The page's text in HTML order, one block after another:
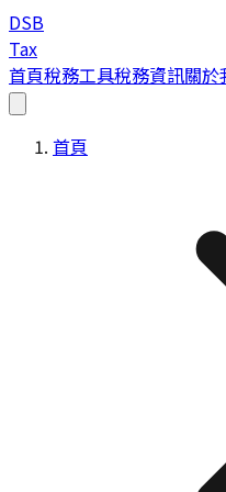
DSB
Tax
首頁稅務工具稅務資訊關於
首頁